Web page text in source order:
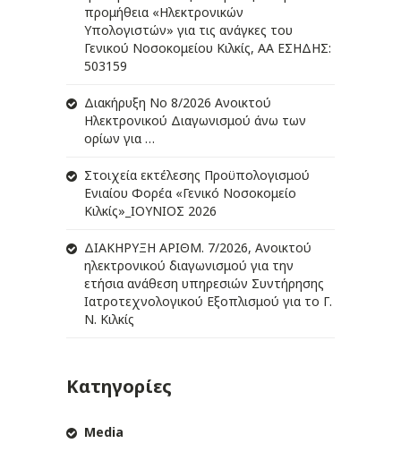
προμήθεια «Ηλεκτρονικών
Υπολογιστών» για τις ανάγκες του
Γενικού Νοσοκομείου Κιλκίς, ΑΑ ΕΣΗΔΗΣ:
503159
Διακήρυξη Νο 8/2026 Ανοικτού
Ηλεκτρονικού Διαγωνισμού άνω των
ορίων για …
Στοιχεία εκτέλεσης Προϋπολογισμού
Ενιαίου Φορέα «Γενικό Νοσοκομείο
Κιλκίς»_ΙΟΥΝΙΟΣ 2026
ΔIΑΚΗΡΥΞΗ ΑΡIΘΜ. 7/2026, Ανοικτού
ηλεκτρονικού διαγωνισμού για την
ετήσια ανάθεση υπηρεσιών Συντήρησης
Ιατροτεχνολογικού Εξοπλισμού για το Γ.
Ν. Κιλκίς
Κατηγορίες
Media